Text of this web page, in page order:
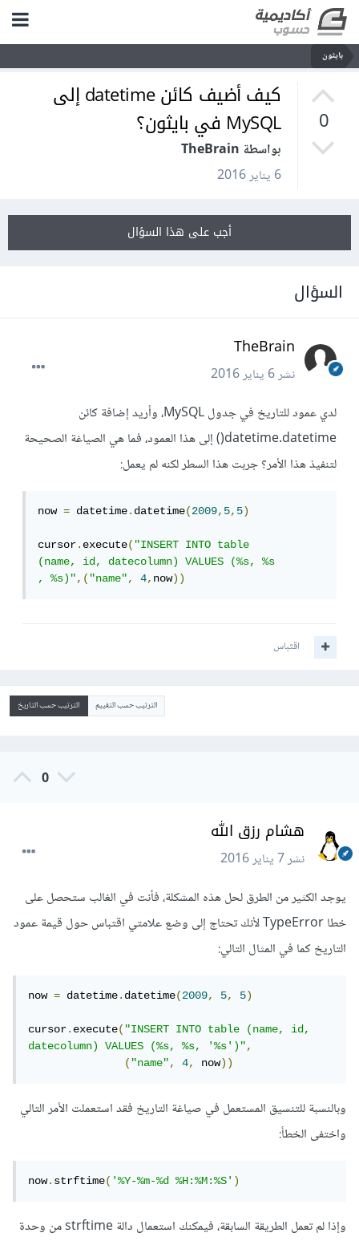
بايثون
0
كيف أضيف كائن datetime إلى
MySQL في بايثون؟
بواسطة TheBrain
6 يناير 2016
أجب على هذا السؤال
السؤال
TheBrain
نشر6 يناير 2016
لدي عمود للتاريخ في جدول MySQL، وأريد إضافة كائن
datetime.datetime() إلى هذا العمود، فما هي الصياغة الصحيحة
لتنفيذ هذا الأمر؟ جربت هذا السطر لكنه لم يعمل:
now = datetime.datetime(2009,5,5)
cursor.execute("INSERT INTO table
(name, id, datecolumn) VALUES (%s, %s
, %s)",("name", 4,now))
اقتباس
الترتيب حسب التقييم الترتيب حسب التاريخ
0
هشام رزق الله
نشر7 يناير 2016
يوجد الكثير من الطرق لحل هذه المشكلة، فأنت في الغالب ستحصل على
خطا TypeError لأنك تحتاج إلى وضع علامتي اقتباس حول قيمة عمود
التاريخ كما في المثال التالي:
now = datetime.datetime(2009, 5, 5)
cursor.execute("INSERT INTO table (name, id,
datecolumn) VALUES (%s, %s, '%s')",
("name", 4, now))
وبالنسبة للتنسيق المستعمل في صياغة التاريخ فقد استعملت الأمر التالي
واختفى الخطأ:
now.strftime('%Y-%m-%d %H:%M:%S')
وإذا لم تعمل الطريقة السابقة، فيمكنك استعمال دالة strftime من وحدة